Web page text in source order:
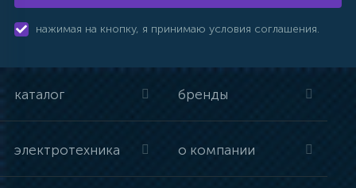
нажимая на кнопку, я принимаю условия соглашения.
каталог бренды
электротехника о компании